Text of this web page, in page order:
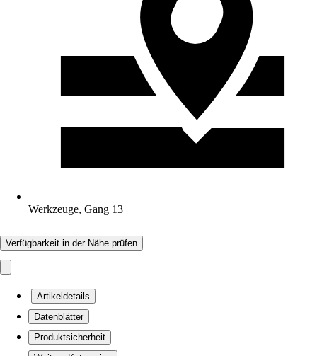
Werkzeuge, Gang 13
Verfügbarkeit in der Nähe prüfen
Artikeldetails
Datenblätter
Produktsicherheit